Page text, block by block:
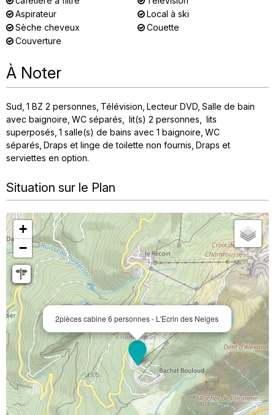
Aspirateur
Local à ski
Sèche cheveux
Couette
Couverture
À Noter
Sud 1 BZ 2 personnes Télévision Lecteur DVD Salle de bain
avec baignoire WC séparés lit(s) 2 personnes
lits
superposés 1 salle(s) de bains avec 1 baignoire WC
séparés Draps et linge de toilette non fournis Draps et
serviettes en option
Situation sur le Plan
2pièces cabine 6 personnes - L'Ecrin des Neiges
+
−